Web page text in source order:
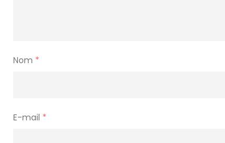
Nom *
E-mail *